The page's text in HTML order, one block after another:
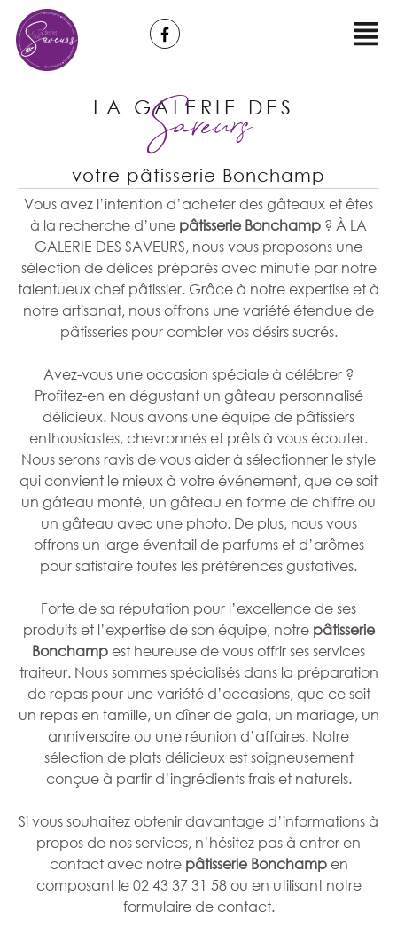
LA GALERIE DES
Saveurs
votre pâtisserie Bonchamp
Vous avez l’intention d’acheter des gâteaux et êtes
à la recherche d’une pâtisserie Bonchamp ? À LA
GALERIE DES SAVEURS, nous vous proposons une
sélection de délices préparés avec minutie par notre
talentueux chef pâtissier. Grâce à notre expertise et à
notre artisanat, nous offrons une variété étendue de
pâtisseries pour combler vos désirs sucrés.
Avez-vous une occasion spéciale à célébrer ?
Profitez-en en dégustant un gâteau personnalisé
délicieux. Nous avons une équipe de pâtissiers
enthousiastes, chevronnés et prêts à vous écouter.
Nous serons ravis de vous aider à sélectionner le style
qui convient le mieux à votre événement, que ce soit
un gâteau monté, un gâteau en forme de chiffre ou
un gâteau avec une photo. De plus, nous vous
offrons un large éventail de parfums et d’arômes
pour satisfaire toutes les préférences gustatives.
Forte de sa réputation pour l’excellence de ses
produits et l’expertise de son équipe, notre pâtisserie
Bonchamp est heureuse de vous offrir ses services
traiteur. Nous sommes spécialisés dans la préparation
de repas pour une variété d’occasions, que ce soit
un repas en famille, un dîner de gala, un mariage, un
anniversaire ou une réunion d’affaires. Notre
sélection de plats délicieux est soigneusement
conçue à partir d’ingrédients frais et naturels.
Si vous souhaitez obtenir davantage d’informations à
propos de nos services, n’hésitez pas à entrer en
contact avec notre pâtisserie Bonchampen
composant le 02 43 37 31 58 ou en utilisant notre
formulaire de contact.